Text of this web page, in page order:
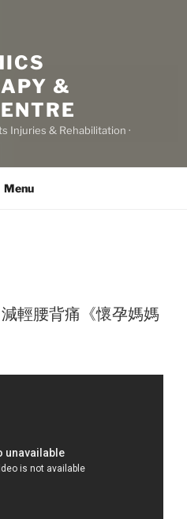
&
Injuries & Rehabilitation ·
Menu
輕腰背痛《懷孕媽媽